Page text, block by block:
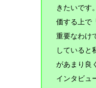
きたいです
価する上で
重要なわけ
していると
があまり良
インタビュ